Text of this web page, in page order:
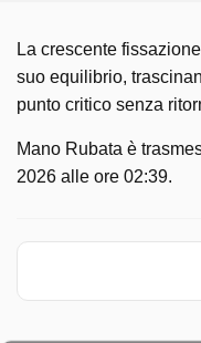
La crescente
suo equilibrio,
punto critico senza
Mano Rubata è
2026 alle ore 02:39.